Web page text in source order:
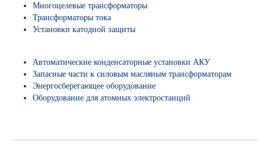
Многоцелевые трансформаторы
Трансформаторы тока
Установки катодной защиты
Автоматические конденсаторные установки АКУ
Запасные части к силовым масляным трансформаторам
Энергосберегающее оборудование
Оборудование для атомных электростанций